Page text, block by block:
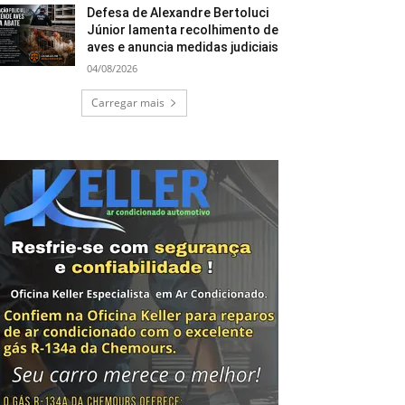
Defesa de Alexandre Bertoluci
Júnior lamenta recolhimento de
aves e anuncia medidas judiciais
04/08/2026
Carregar mais